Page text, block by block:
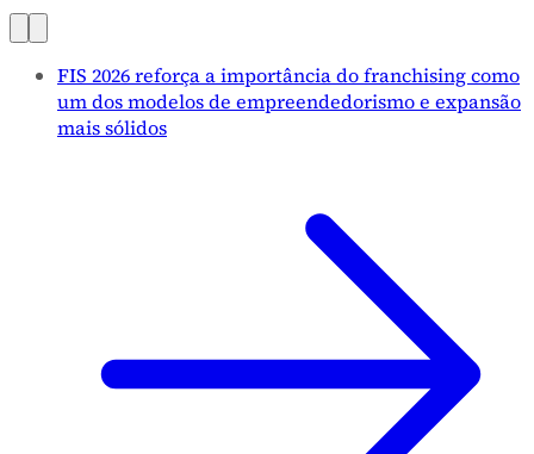
FIS 2026 reforça a importância do franchising como
um dos modelos de empreendedorismo e expansão
mais sólidos